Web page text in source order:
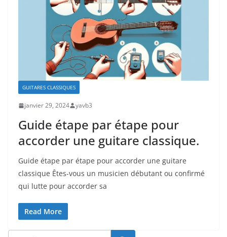
GUITARES CLASSIQUES
janvier 29, 2024 yavb3
Guide étape par étape pour
accorder une guitare classique.
Guide étape ‌par étape ⁣pour accorder une guitare
classique Êtes-vous un musicien débutant ou confirmé
qui lutte pour accorder sa
Read More